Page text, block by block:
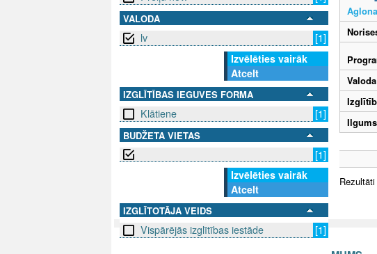
VALODA
lv
[1]
Izvēlēties vairāk
Atcelt
IZGLĪTĪBAS IEGUVES FORMA
Klātiene [1]
BUDŽETA VIETAS
[1]
Izvēlēties vairāk
Atcelt
IZGLĪTOTĀJA VEIDS
Vispārējās izglītības iestāde [1]